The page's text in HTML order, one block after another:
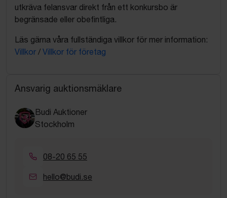
utkräva felansvar direkt från ett konkursbo är
begränsade eller obefintliga.
Läs gärna våra fullständiga villkor för mer information:
Villkor / Villkor för företag
Ansvarig auktionsmäklare
Budi Auktioner
Stockholm
08-20 65 55
hello@budi.se